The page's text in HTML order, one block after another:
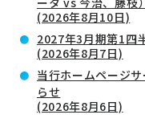
(2026年8月10日)
2027年3月期第1四
(2026年8月7日)
当行ホームページ
らせ
(2026年8月6日)